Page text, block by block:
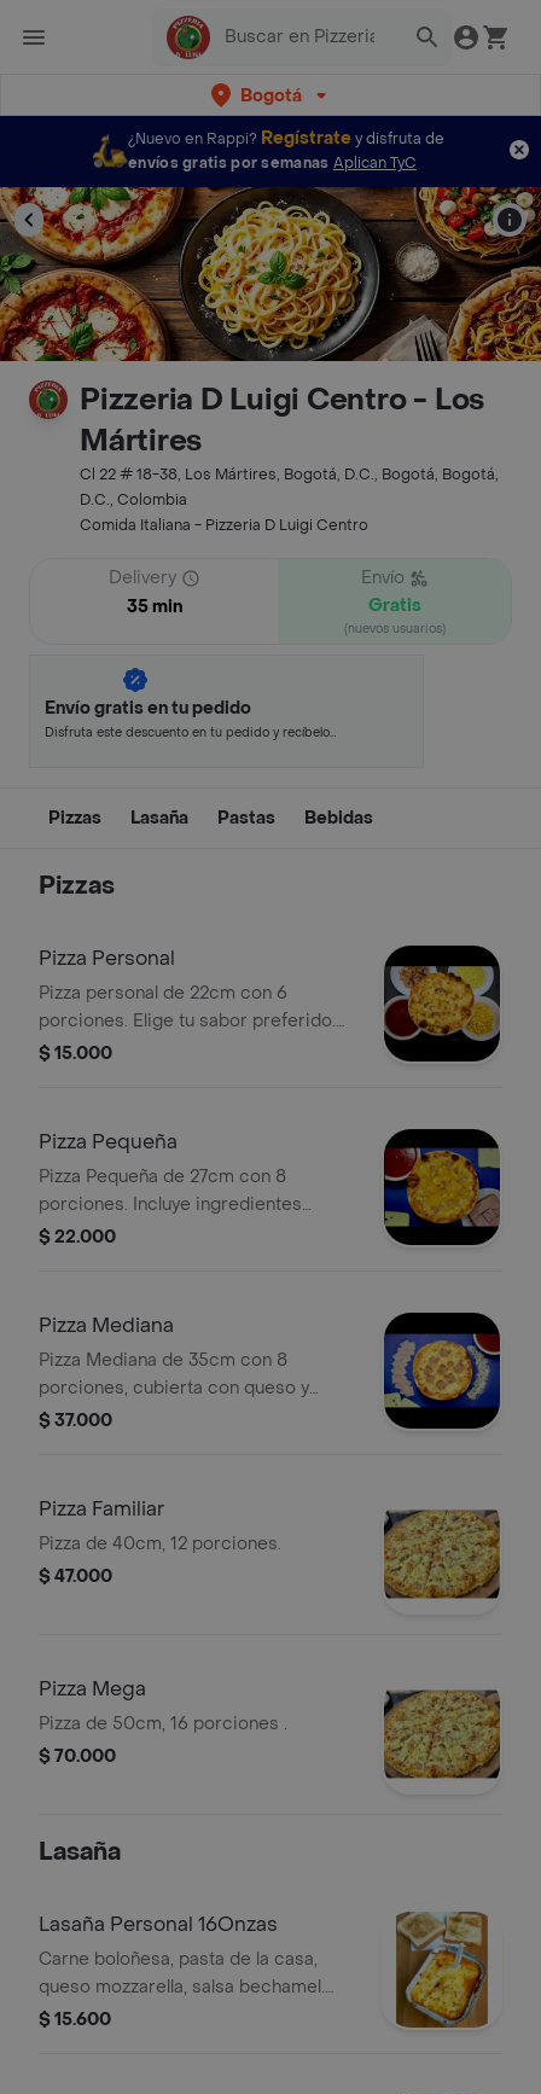
Bogotá
¿Nuevo en Rappi? Regístratey disfruta de
envíos gratis por semanas Aplican TyC
Pizzeria D Luigi Centro - Los
Mártires
Cl 22 # 18-38, Los Mártires, Bogotá, D.C., Bogotá, Bogotá,
D.C., Colombia
Comida Italiana - Pizzeria D Luigi Centro
Delivery
35 min
Envío
Gratis
(nuevos usuarios)
Envío gratis en tu pedido
Disfruta este descuento en tu pedido y recíbelo
Pizzas Lasaña Pastas Bebidas
Pizzas
Pizza Personal
Pizza personal de 22cm con 6
porciones. Elige tu sabor preferido.
Ingredientes visibles: maíz, pollo,
$ 15.000
Pizza Pequeña
Pizza Pequeña de 27cm con 8
porciones. Incluye ingredientes
visibles como piña y jamón.
$ 22.000
Pizza Mediana
Pizza Mediana de 35cm con 8
porciones, cubierta con queso y
trozos de jamón.
$ 37.000
Pizza Familiar
Pizza de 40cm, 12 porciones.
$ 47.000
Pizza Mega
Pizza de 50cm, 16 porciones .
$ 70.000
Lasaña
Lasaña Personal 16Onzas
Carne boloñesa, pasta de la casa,
queso mozzarella, salsa bechamel.
acompañada de pan tostado con
$ 15.600